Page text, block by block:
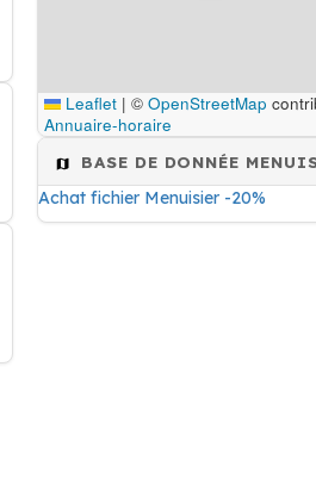
Leaflet | © OpenStreetMap
Annuaire-horaire
BASE DE DONNÉE
Achat fichier Menuisier -20%